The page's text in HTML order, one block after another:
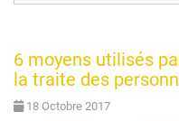
6 moyens utilisés
la traite des
18 Octobre 2017